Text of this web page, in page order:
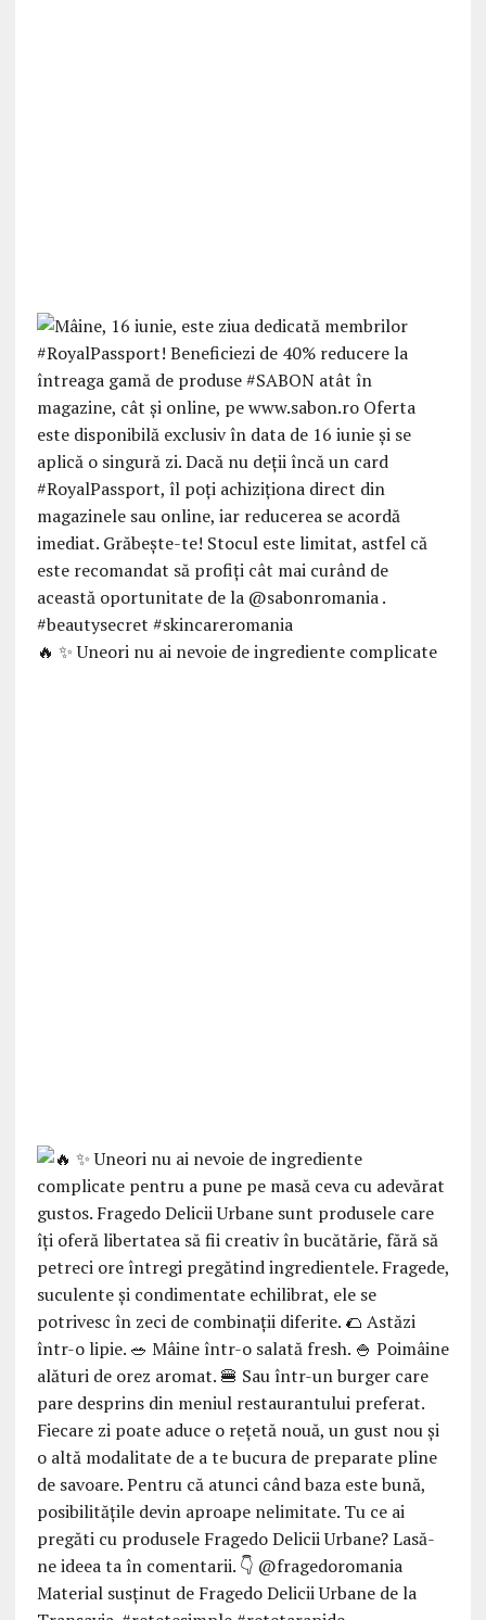
🔥 ✨ Uneori nu ai nevoie de ingrediente complicate